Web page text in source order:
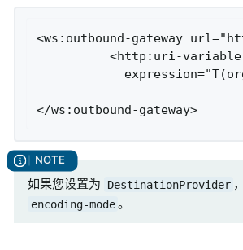
<ws:outbound-gateway
<http:uri-
</ws:outbound-gateway>
如果您设置为 DestinationProvider
encoding-mode 。